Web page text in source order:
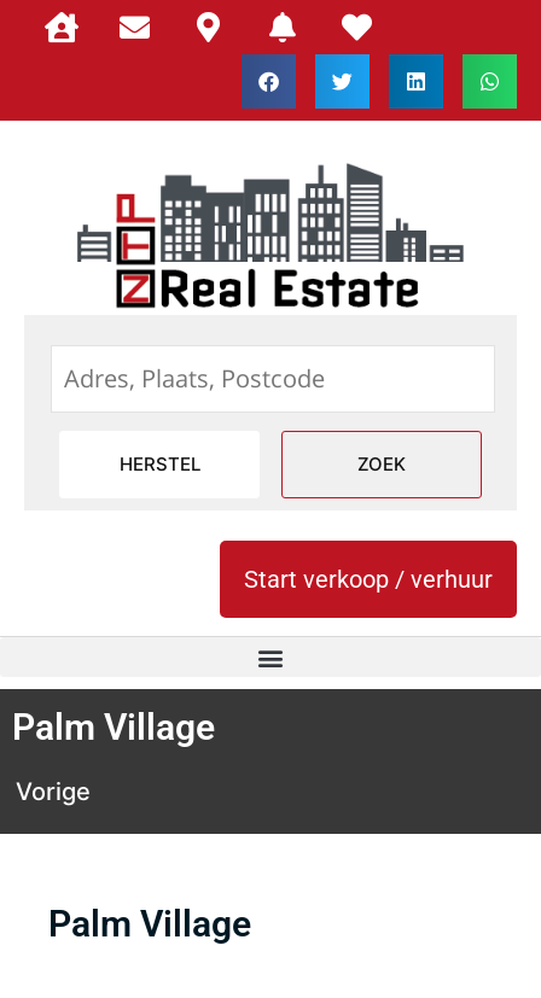
Start verkoop / verhuur
Palm Village
Vorige
Palm Village